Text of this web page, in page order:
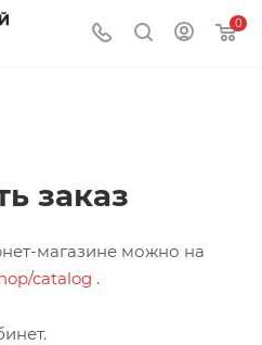
0
заказ
магазине можно на
catalog .